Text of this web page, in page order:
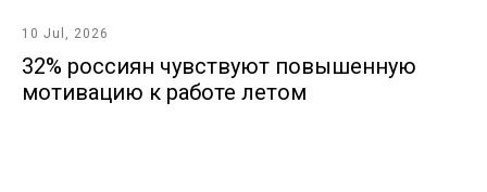
10 Jul, 2026
32% россиян чувствуют повышенную
мотивацию к работе летом